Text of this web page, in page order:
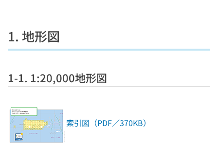
1. 地形図
1-1. 1:20,000地形図
索引図（PDF／370KB）